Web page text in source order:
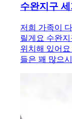
수완지구
저희 가족이
릴게요 수완
위치해 있어
들은 꽤 많으